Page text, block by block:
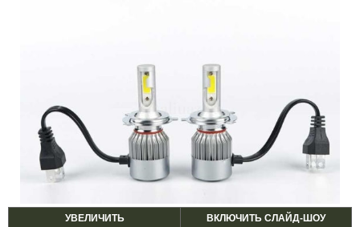
УВЕЛИЧИТЬ ВКЛЮЧИТЬ СЛАЙД-ШОУ